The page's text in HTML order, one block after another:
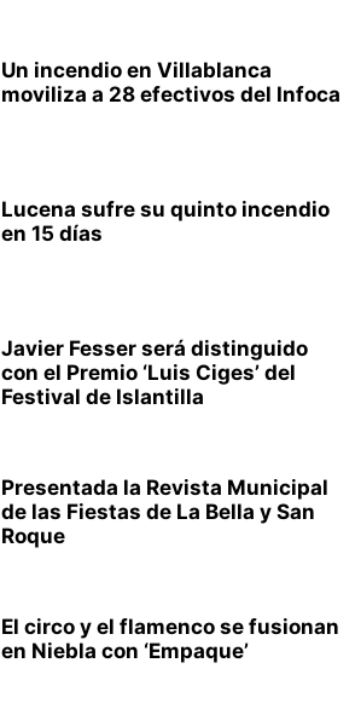
Un incendio en Villablanca
moviliza a 28 efectivos del Infoca
Lucena sufre su quinto incendio
en 15 días
Javier Fesser será distinguido
con el Premio ‘Luis Ciges’ del
Festival de Islantilla
Presentada la Revista Municipal
de las Fiestas de La Bella y San
Roque
El circo y el flamenco se fusionan
en Niebla con ‘Empaque’